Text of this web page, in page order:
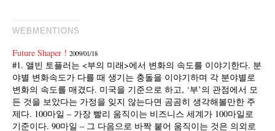
WEBMENTIONS
Future Shaper ! 2009/01/18
#1. 앨빈 토플러는 <부의 미래>에서 변화의 속도를 이야기한다. 분
야별 변화속도가 다를 때 생기는 충돌을 이야기하며 각 분야별로
변화의 속도를 매겼다. 미국을 기준으로 하고, ‘부’의 관점에서 모
든 것을 보았다는 가정을 잊지 않는다면 곰곰히 생각해볼만한 주
제다. 100마일 – 가장 빨리 움직이는 비즈니스 세계가 100마일로
기준이다. 90마일 – 그 다음으로 바짝 붙어 움직이는 것은 의외로